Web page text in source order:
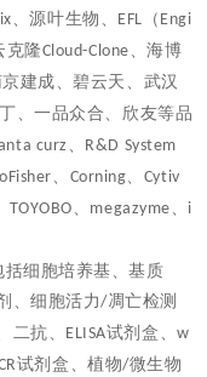
、源叶生物、 EFL （ Engi
克隆Cloud-Clone、海博
建成、碧云天、武汉
、一品众合、欣友等品
curz 、 R&D System
、 Corning、 Cytiv
TOYOBO、 megazyme、 i
细胞培养基、基质
、细胞活力/凋亡检测
二抗、 ELISA试剂盒、w
试剂盒、植物/微生物